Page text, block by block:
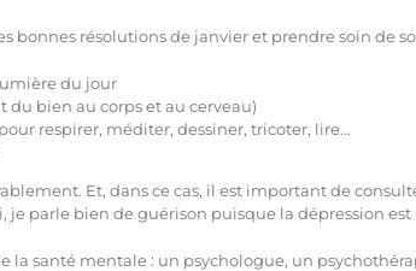
bonnes résolutions de janvier et prendre soin de
du jour
bien au corps et au cerveau)
respirer, méditer, dessiner, tricoter, lire…
Et, dans ce cas, il est important de
je parle bien de guérison puisque la dépression
la santé mentale : un psychologue, un